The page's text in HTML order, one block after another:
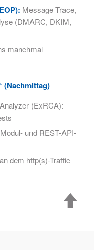
Message Trace,
(DMARC, DKIM,
manchmal
(Nachmittag)
(ExRCA):
und REST-API-
dem http(s)-Traffic